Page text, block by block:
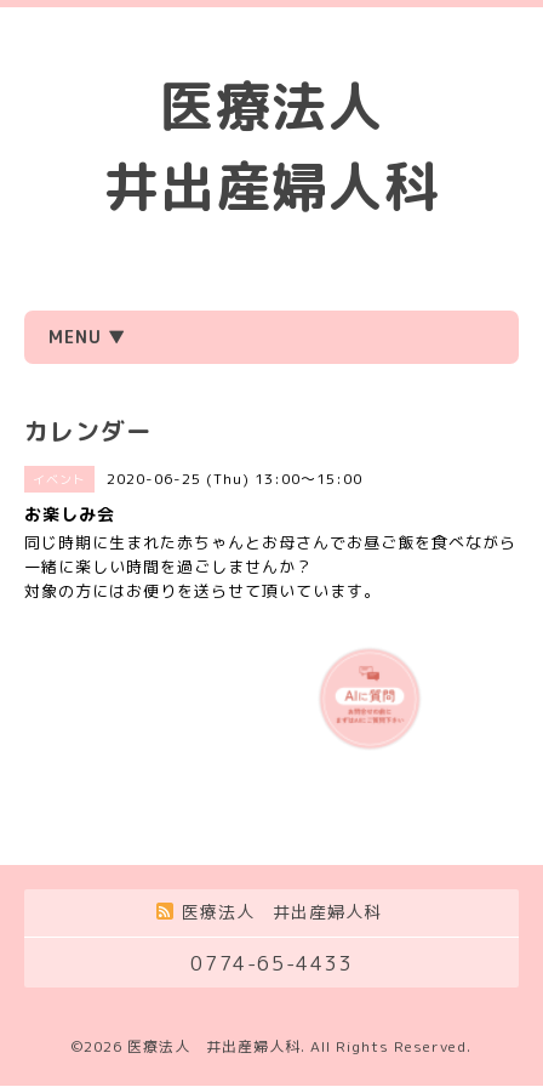
医療法人
井出産婦人科
MENU ▼
カレンダー
イベント 2020-06-25 (Thu) 13:00～15:00
お楽しみ会
同じ時期に生まれた赤ちゃんとお母さんでお昼ご飯を食べながら
一緒に楽しい時間を過ごしませんか？
対象の方にはお便りを送らせて頂いています。
医療法人 井出産婦人科
0774-65-4433
©2026 医療法人 井出産婦人科. All Rights Reserved.